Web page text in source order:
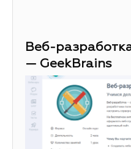
Веб-
— GeekBrains